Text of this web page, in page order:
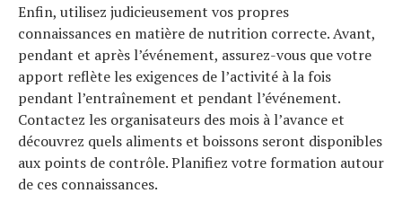
Enfin, utilisez judicieusement vos propres
connaissances en matière de nutrition correcte. Avant,
pendant et après l’événement, assurez-vous que votre
apport reflète les exigences de l’activité à la fois
pendant l’entraînement et pendant l’événement.
Contactez les organisateurs des mois à l’avance et
découvrez quels aliments et boissons seront disponibles
aux points de contrôle. Planifiez votre formation autour
de ces connaissances.